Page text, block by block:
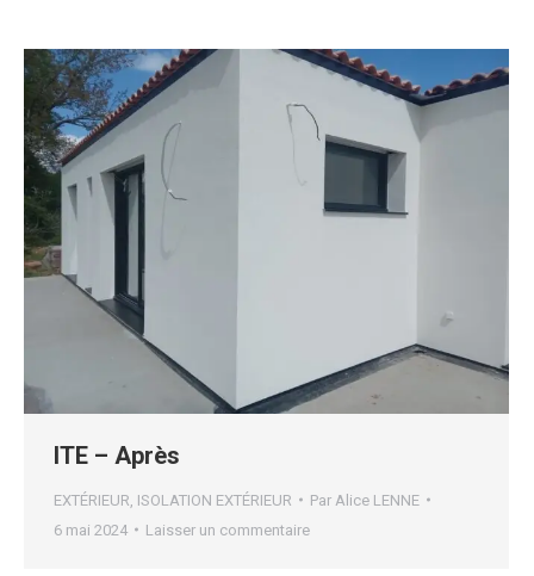
ITE – Après
EXTÉRIEUR ISOLATION EXTÉRIEUR Par Alice LENNE
6 mai 2024
Laisser un commentaire